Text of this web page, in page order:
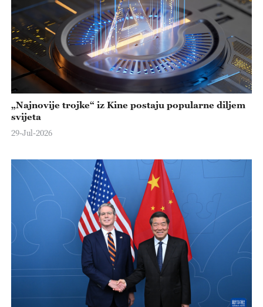
„Najnovije trojke“ iz Kine postaju popularne diljem
svijeta
29-Jul-2026